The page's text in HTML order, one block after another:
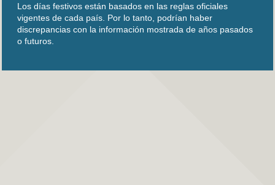
Los días festivos están basados en las reglas oficiales
vigentes de cada país. Por lo tanto, podrían haber
discrepancias con la información mostrada de años pasados
o futuros.